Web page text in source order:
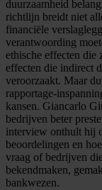
duurzaamheid
richtlijn breidt niet
financiële
verantwoording
ethische effecten die
effecten die indirect
veroorzaakt. Maar
rapportage-
kansen. Giancarlo
bedrijven beter
interview onthult hij
beoordelingen en
vraag of bedrijven
bekendmaken,
bankwezen.